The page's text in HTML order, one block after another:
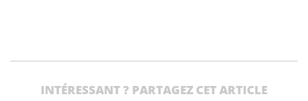
INTÉRESSANT ? PARTAGEZ CET ARTICLE